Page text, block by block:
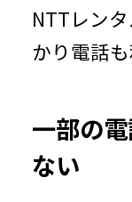
NTTレン
かり電話
一部の
ない